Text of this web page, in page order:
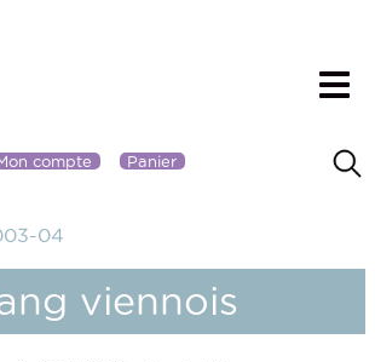
compte Panier
04
viennois